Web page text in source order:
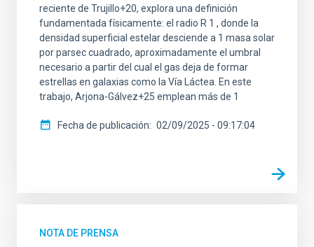
reciente de Trujillo+20, explora una definición
fundamentada físicamente: el radio R 1 , donde la
densidad superficial estelar desciende a 1 masa solar
por parsec cuadrado, aproximadamente el umbral
necesario a partir del cual el gas deja de formar
estrellas en galaxias como la Vía Láctea. En este
trabajo, Arjona-Gálvez+25 emplean más de 1
Fecha de publicación 02/09/2025 - 09:17:04
NOTA DE PRENSA